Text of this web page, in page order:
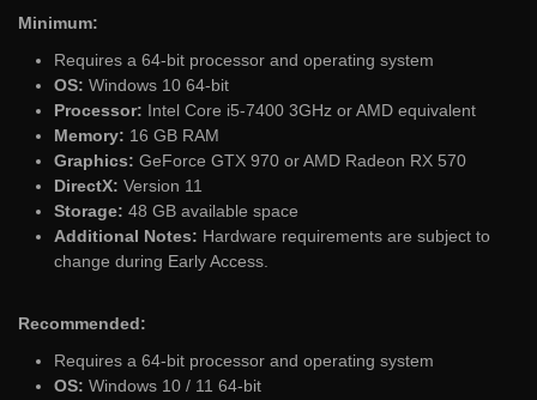
Minimum:
Requires a 64-bit processor and operating system
OS: Windows 10 64-bit
Processor: Intel Core i5-7400 3GHz or AMD equivalent
Memory: 16 GB RAM
Graphics: GeForce GTX 970 or AMD Radeon RX 570
DirectX: Version 11
Storage: 48 GB available space
Additional Notes: Hardware requirements are subject to
change during Early Access.
Recommended:
Requires a 64-bit processor and operating system
OS: Windows 10 / 11 64-bit